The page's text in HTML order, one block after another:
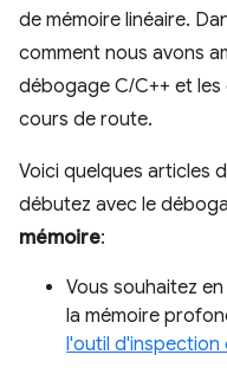
de mémoire linéaire.
comment nous avons
débogage C/C++ et
cours de route.
Voici quelques articles
débutez avec le
mémoire:
Vous souhaitez
la mémoire
l'outil d'inspection